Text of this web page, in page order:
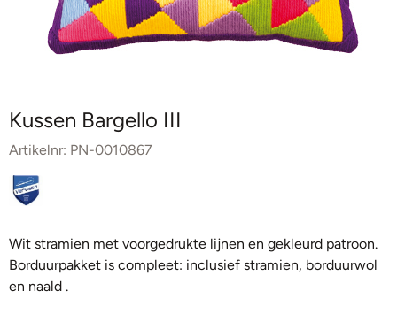
Kussen Bargello III
Artikelnr: PN-0010867
Wit stramien met voorgedrukte lijnen en gekleurd patroon.
Borduurpakket is compleet: inclusief stramien, borduurwol
en naald .